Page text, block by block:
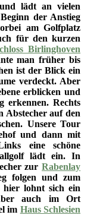
lädt an vielen
der Anstieg
am Golfplatz
für den kurzen
Birlinghoven
man früher bis
ist der Blick ein
verdeckt. Aber
erblicken und
erkennen. Rechts
Abstecher auf den
Unsere Tour
und dann mit
eine schöne
lädt ein. In
zurRabenlay
folgen und zum
hier lohnt sich ein
auch im Ort
im Haus Schlesien